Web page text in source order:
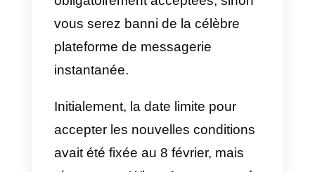
Pourquoi WhatsApp
change-t-il ses conditions
d’utilisation?
Comme vous le savez,